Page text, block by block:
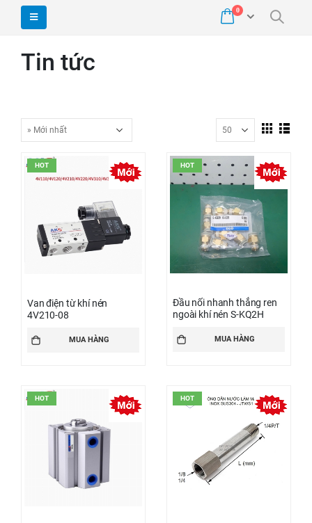
0
Tin tức
HOT
Van điện từ khí nén
4V210-08
MUA HÀNG
HOT
Đầu nối nhanh thẳng ren
ngoài khí nén S-KQ2H
MUA HÀNG
HOT HOT